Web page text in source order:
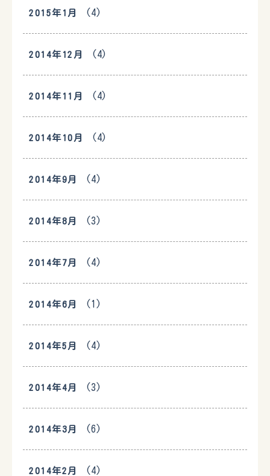
2015年1月 (4)
2014年12月 (4)
2014年11月 (4)
2014年10月 (4)
2014年9月 (4)
2014年8月 (3)
2014年7月 (4)
2014年6月 (1)
2014年5月 (4)
2014年4月 (3)
2014年3月 (6)
2014年2月 (4)